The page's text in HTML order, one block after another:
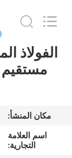
مسكن
عرض
الواقع
الافتراضي
Reserved.الفولاذ
مستقيم
مكان المنشأ:
اسم العلامة
التجارية: